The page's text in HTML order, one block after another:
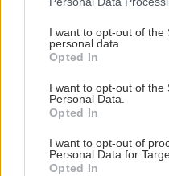
not limited to your visit or
grant or deny consent to
use your data for below
consent section.
I want to opt-out of the
personal data.
Opted In
I want to opt-out of the
Personal Data.
Opted In
I want to opt-out of
Personal Data for
Opted In